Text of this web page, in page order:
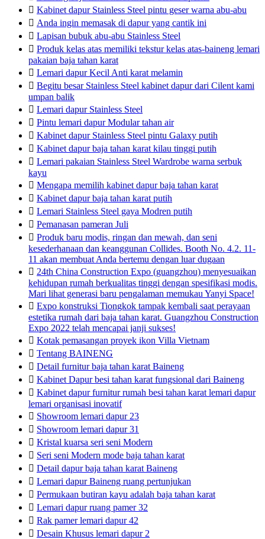
 Kabinet dapur Stainless Steel pintu geser warna abu-abu
 Anda ingin memasak di dapur yang cantik ini
 Lapisan bubuk abu-abu Stainless Steel
 Produk kelas atas memiliki tekstur kelas atas-baineng lemari
pakaian baja tahan karat
 Lemari dapur Kecil Anti karat melamin
 Begitu besar Stainless Steel kabinet dapur dari Cilent kami
umpan balik
 Lemari dapur Stainless Steel
 Pintu lemari dapur Modular tahan air
 Kabinet dapur Stainless Steel pintu Galaxy putih
 Kabinet dapur baja tahan karat kilau tinggi putih
 Lemari pakaian Stainless Steel Wardrobe warna serbuk
kayu
 Mengapa memilih kabinet dapur baja tahan karat
 Kabinet dapur baja tahan karat putih
 Lemari Stainless Steel gaya Modren putih
 Pemanasan pameran Juli
 Produk baru modis, ringan dan mewah, dan seni
kesederhanaan dan keanggunan Collides. Booth No. 4.2. 11-
11 akan membuat Anda bertemu dengan luar dugaan
 24th China Construction Expo (guangzhou) menyesuaikan
kehidupan rumah berkualitas tinggi dengan spesifikasi modis.
Mari lihat generasi baru pengalaman memukau Yanyi Space!
 Expo konstruksi Tiongkok tampak kembali saat perayaan
estetika rumah dari baja tahan karat. Guangzhou Construction
Expo 2022 telah mencapai janji sukses!
 Kotak pemasangan proyek ikon Villa Vietnam
 Tentang BAINENG
 Detail furnitur baja tahan karat Baineng
 Kabinet Dapur besi tahan karat fungsional dari Baineng
 Kabinet dapur furnitur rumah besi tahan karat lemari dapur
lemari organisasi inovatif
 Showroom lemari dapur 23
 Showroom lemari dapur 31
 Kristal kuarsa seri seni Modern
 Seri seni Modern mode baja tahan karat
 Detail dapur baja tahan karat Baineng
 Lemari dapur Baineng ruang pertunjukan
 Permukaan butiran kayu adalah baja tahan karat
 Lemari dapur ruang pamer 32
 Rak pamer lemari dapur 42
 Desain Khusus lemari dapur 2